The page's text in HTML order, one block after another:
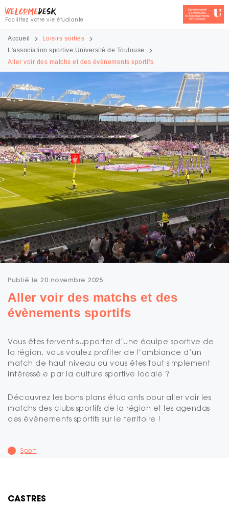
Facilitez votre vie étudiante
Accueil
Loisirs sorties
L'association sportive Université de Toulouse
Aller voir des matchs et des évènements sportifs
Publié le 20 novembre 2025
Aller voir des matchs et des
évènements sportifs
Vous êtes fervent supporter d’une équipe sportive de
la région, vous voulez profiter de l’ambiance d’un
match de haut niveau ou vous êtes tout simplement
intéressé.e par la culture sportive locale ?
Découvrez les bons plans étudiants pour aller voir les
matchs des clubs sportifs de la région et les agendas
des événements sportifs sur le territoire !
Sport
CASTRES